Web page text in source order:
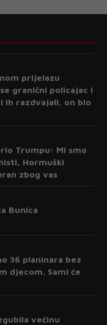
prijelazu
granični policajac i
ih razdvajali, on bio
Trumpu: Mi smo
Hormuški
zbog vas
Bunica
36 planinara bez
djecom. Sami će
većinu